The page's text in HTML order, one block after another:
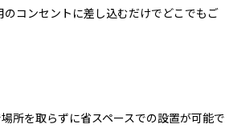
のコンセントに差し込むだけでどこでもご
所を取らずに省スペースでの設置が可能で